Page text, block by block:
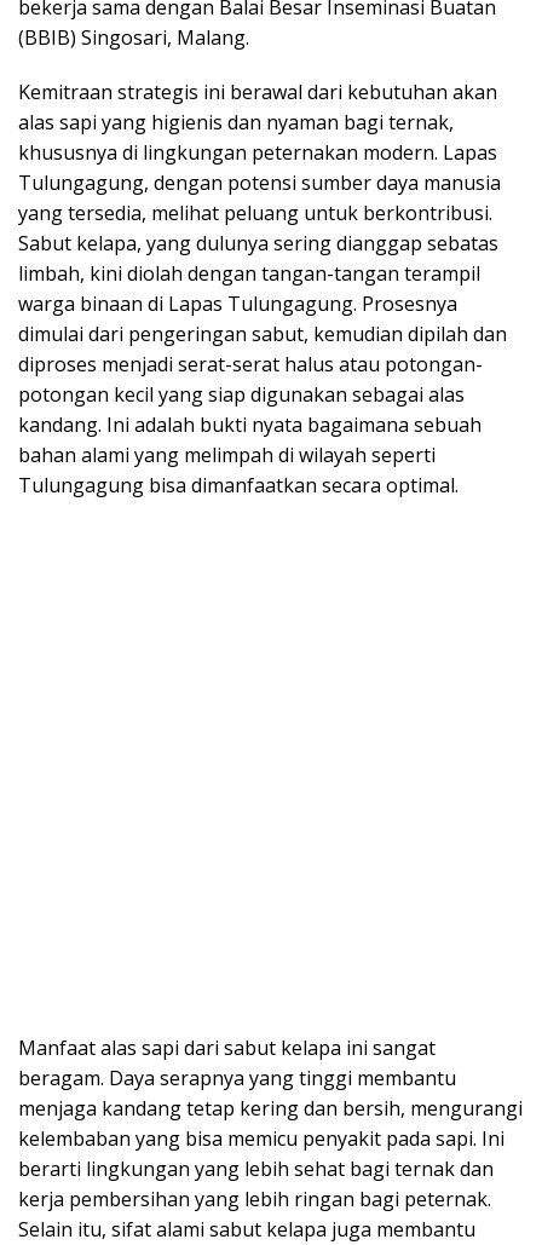
bekerja sama dengan Balai Besar Inseminasi Buatan
(BBIB) Singosari, Malang.
Kemitraan strategis ini berawal dari kebutuhan akan
alas sapi yang higienis dan nyaman bagi ternak,
khususnya di lingkungan peternakan modern. Lapas
Tulungagung, dengan potensi sumber daya manusia
yang tersedia, melihat peluang untuk berkontribusi.
Sabut kelapa, yang dulunya sering dianggap sebatas
limbah, kini diolah dengan tangan-tangan terampil
warga binaan di Lapas Tulungagung. Prosesnya
dimulai dari pengeringan sabut, kemudian dipilah dan
diproses menjadi serat-serat halus atau potongan-
potongan kecil yang siap digunakan sebagai alas
kandang. Ini adalah bukti nyata bagaimana sebuah
bahan alami yang melimpah di wilayah seperti
Tulungagung bisa dimanfaatkan secara optimal.
Manfaat alas sapi dari sabut kelapa ini sangat
beragam. Daya serapnya yang tinggi membantu
menjaga kandang tetap kering dan bersih, mengurangi
kelembaban yang bisa memicu penyakit pada sapi. Ini
berarti lingkungan yang lebih sehat bagi ternak dan
kerja pembersihan yang lebih ringan bagi peternak.
Selain itu, sifat alami sabut kelapa juga membantu